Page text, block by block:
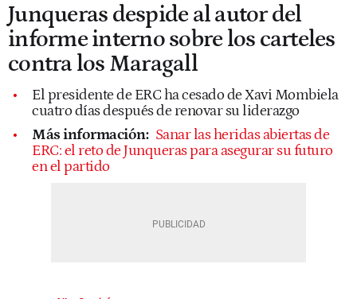
Junqueras despide al autor del
informe interno sobre los carteles
contra los Maragall
El presidente de ERC ha cesado de Xavi Mombiela
cuatro días después de renovar su liderazgo
Más información: Sanar las heridas abiertas de
ERC: el reto de Junqueras para asegurar su futuro
en el partido